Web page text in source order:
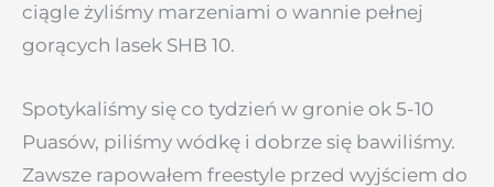
ciągle żyliśmy marzeniami o wannie pełnej
gorących lasek SHB 10.
Spotykaliśmy się co tydzień w gronie ok 5-10
Puasów, piliśmy wódkę i dobrze się bawiliśmy.
Zawsze rapowałem freestyle przed wyjściem do